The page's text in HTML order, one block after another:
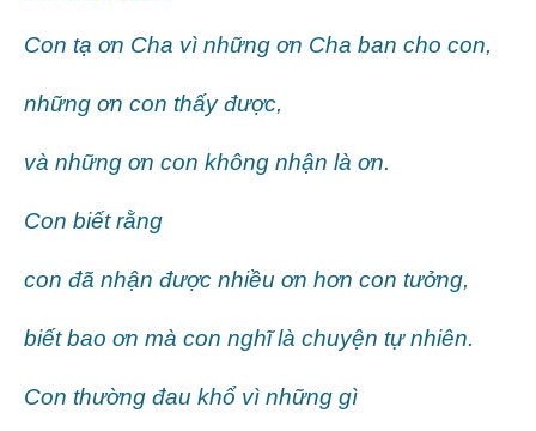
Con tạ ơn Cha vì những ơn Cha ban cho con,
những ơn con thấy được,
và những ơn con không nhận là ơn.
Con biết rằng
con đã nhận được nhiều ơn hơn con tưởng,
biết bao ơn mà con nghĩ là chuyện tự nhiên.
Con thường đau khổ vì những gì